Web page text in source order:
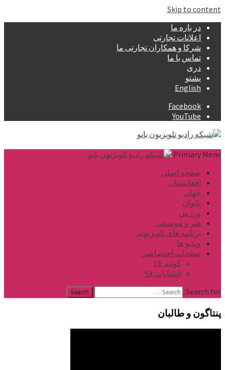
Skip to content
در باره ما
اعلانات تجارتی
شرکا و همکاران تجارتی ما
تماس با ما
دری
پشتو
English
Facebook
YouTube
Primary Menu
صفحه اصلی
افغانستان
جهان
بانوان
ورزش
هنر و موسیقی
برنامه های تلویزیونی
ویدیو ها
صفحات اختصاصی
کوئید-19
انتخابات ۹۸
Search for:
پنتاگون و طالبان